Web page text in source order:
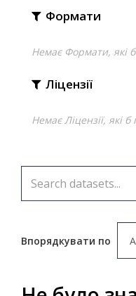
Формати
Немає Формати, які
Ліцензії
Немає Ліцензії, які
Впорядкувати по